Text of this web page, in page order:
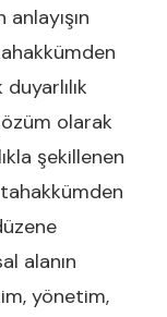
olarak
şekillenen
alanın
yönetim,